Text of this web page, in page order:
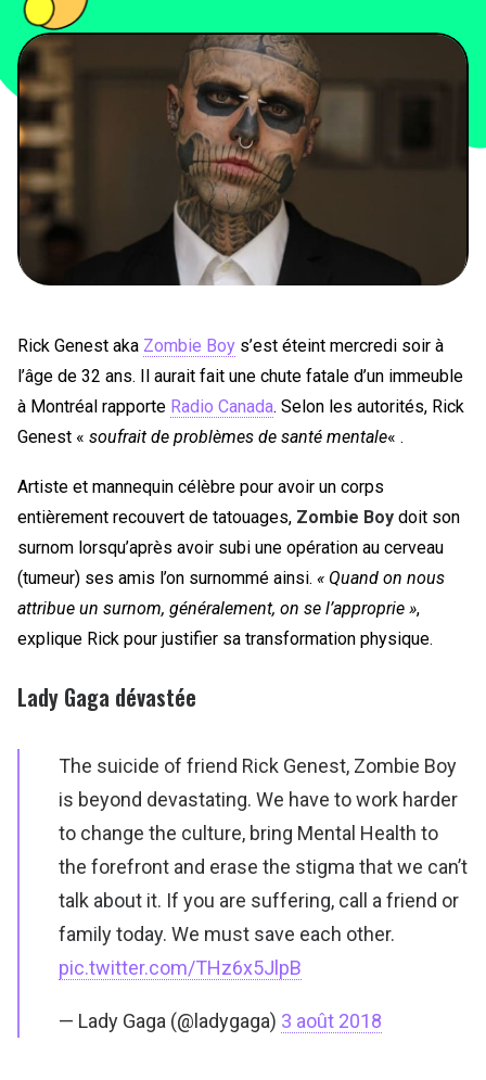
PEOPLE
FOOD
BONS PLANS
SOUTENEZ KULTT
Rick Genest aka Zombie Boy s’est éteint mercredi soir à
l’âge de 32 ans. Il aurait fait une chute fatale d’un immeuble
à Montréal rapporte Radio Canada. Selon les autorités, Rick
Genest « soufrait de problèmes de santé mentale« .
Artiste et mannequin célèbre pour avoir un corps
entièrement recouvert de tatouages, Zombie Boy doit son
surnom lorsqu’après avoir subi une opération au cerveau
(tumeur) ses amis l’on surnommé ainsi. « Quand on nous
attribue un surnom, généralement, on se l’approprie »,
explique Rick pour justifier sa transformation physique.
Lady Gaga dévastée
The suicide of friend Rick Genest, Zombie Boy
is beyond devastating. We have to work harder
to change the culture, bring Mental Health to
the forefront and erase the stigma that we can’t
talk about it. If you are suffering, call a friend or
family today. We must save each other.
pic.twitter.com/THz6x5JlpB
— Lady Gaga (@ladygaga) 3 août 2018